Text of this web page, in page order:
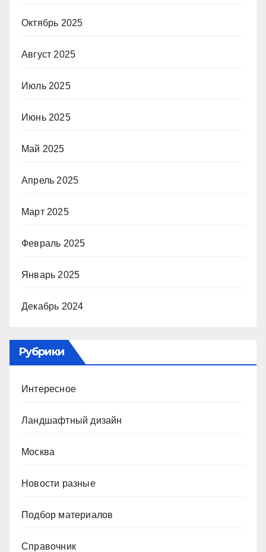
Октябрь 2025
Август 2025
Июль 2025
Июнь 2025
Май 2025
Апрель 2025
Март 2025
Февраль 2025
Январь 2025
Декабрь 2024
Рубрики
Интересное
Ландшафтный дизайн
Москва
Новости разные
Подбор материалов
Справочник